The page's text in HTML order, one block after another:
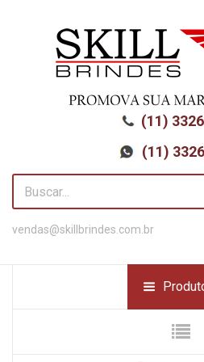
(11)
(11)
vendas@skillbrindes.com.br